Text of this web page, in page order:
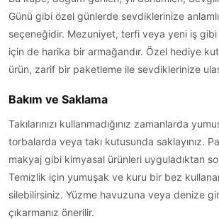
Günü gibi özel günlerde sevdiklerinize
seçeneğidir. Mezuniyet, terfi veya yeni iş gibi
için de harika bir armağandır. Özel hediye
ürün, zarif bir paketleme ile sevdiklerinize
Bakım ve Saklama
Takılarınızı kullanmadığınız zamanlarda
torbalarda veya takı kutusunda saklayınız.
makyaj gibi kimyasal ürünleri uyguladıktan
Temizlik için yumuşak ve kuru bir bez
silebilirsiniz. Yüzme havuzuna veya denize
çıkarmanız önerilir.